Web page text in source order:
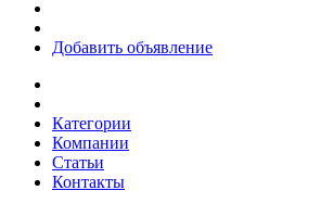
Добавить объявление
Категории
Компании
Статьи
Контакты